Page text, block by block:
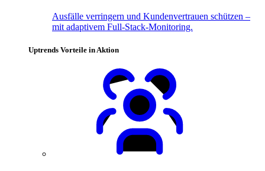
Ausfälle verringern und Kundenvertrauen schützen –
mit adaptivem Full-Stack-Monitoring.
Uptrends Vorteile in Aktion